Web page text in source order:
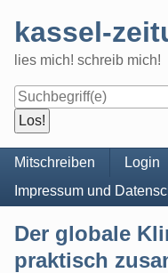
content
kassel-
lies mich! schreib mich!
Navigation
Mitschreiben Login
Impressum und
Der globale
praktisch